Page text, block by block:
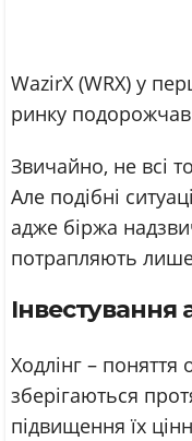
WazirX (WRX) у
ринку
Звичайно, не всі
Але подібні
адже біржа
потрапляють лише
Інвестування
Ходлінг – поняття
зберігаються
підвищення їх